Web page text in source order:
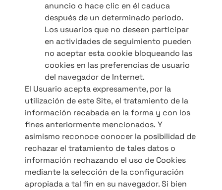
anuncio o hace clic en él caduca
después de un determinado periodo.
Los usuarios que no deseen participar
en actividades de seguimiento pueden
no aceptar esta cookie bloqueando las
cookies en las preferencias de usuario
del navegador de Internet.
El Usuario acepta expresamente, por la
utilización de este Site, el tratamiento de la
información recabada en la forma y con los
fines anteriormente mencionados. Y
asimismo reconoce conocer la posibilidad de
rechazar el tratamiento de tales datos o
información rechazando el uso de Cookies
mediante la selección de la configuración
apropiada a tal fin en su navegador. Si bien